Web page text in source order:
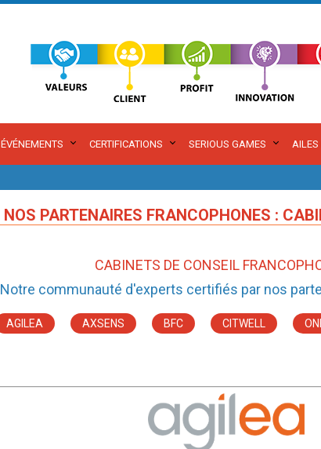
ÉVÉNEMENTS CERTIFICATIONS SERIOUS GAMES AILES
NOS PARTENAIRES FRANCOPHONES :
CABINETS DE CONSEIL
Notre communauté d'experts certifiés par nos
AGILEA AXSENS BFC CITWELL